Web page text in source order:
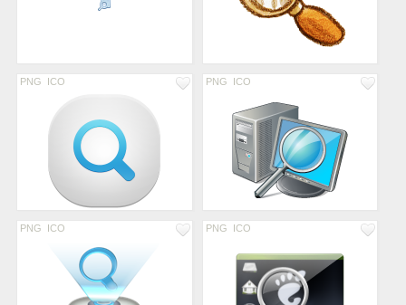
PNG ICO PNG ICO
PNG ICO PNG ICO